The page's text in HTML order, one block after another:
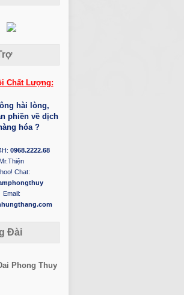
Chất Lượng:
hài lòng,
phiền về dịch
hóa ?
0968.2222.68
Chat:
Email:
Đài